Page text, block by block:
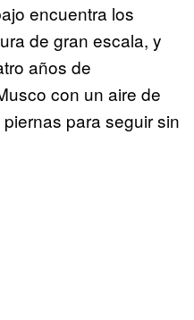
encuentra los
de gran escala, y
años de
con un aire de
para seguir sin